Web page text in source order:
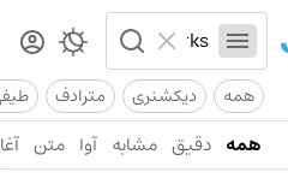
همه دیکشنری مترادف
همه دقیق مشابه آوا متن